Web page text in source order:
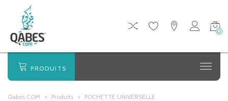
0
PRODUITS
Qabes COM > Produits > POCHETTE UNIVERSELLE